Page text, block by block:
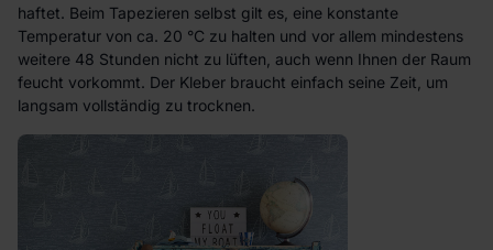
haftet. Beim Tapezieren selbst gilt es, eine konstante
Temperatur von ca. 20 °C zu halten und vor allem mindestens
weitere 48 Stunden nicht zu lüften, auch wenn Ihnen der Raum
feucht vorkommt. Der Kleber braucht einfach seine Zeit, um
langsam vollständig zu trocknen.